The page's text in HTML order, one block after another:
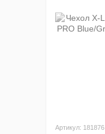
Артикул: 181876